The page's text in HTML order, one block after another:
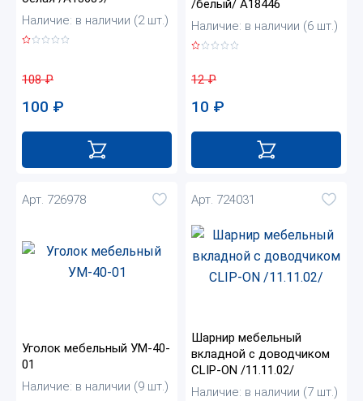
Наличие: в наличии (2 шт.)
108₽
100 ₽
/белый/ А18446
Наличие: в наличии (6 шт.)
12₽
10 ₽
Арт. 726978
Уголок мебельный УМ-40-
01
Наличие: в наличии (9 шт.)
Арт. 724031
Шарнир мебельный
вкладной с доводчиком
CLIP-ON /11.11.02/
Наличие: в наличии (7 шт.)